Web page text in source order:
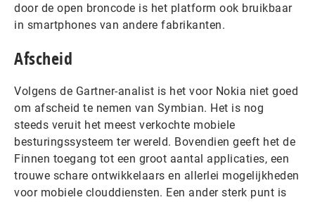
door de open broncode is het platform ook bruikbaar
in smartphones van andere fabrikanten.
Afscheid
Volgens de Gartner-analist is het voor Nokia niet goed
om afscheid te nemen van Symbian. Het is nog
steeds veruit het meest verkochte mobiele
besturingssysteem ter wereld. Bovendien geeft het de
Finnen toegang tot een groot aantal applicaties, een
trouwe schare ontwikkelaars en allerlei mogelijkheden
voor mobiele clouddiensten. Een ander sterk punt is